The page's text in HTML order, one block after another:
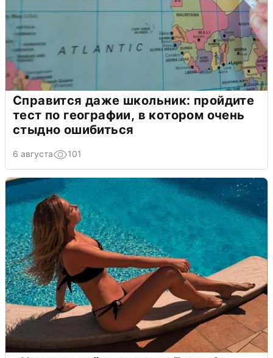
Справится даже школьник: пройдите
тест по географии, в котором очень
стыдно ошибиться
6 августа 101